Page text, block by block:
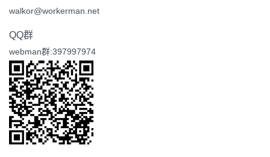
walkor@workerman.net
QQ群
webman群:397997974